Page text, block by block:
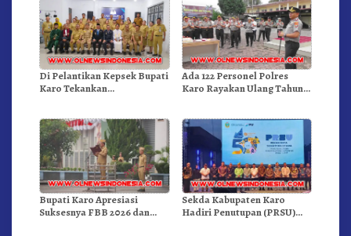
Di Pelantikan Kepsek Bupati
Karo Tekankan
Ada 122 Personel Polres
Karo Rayakan Ulang Tahun
Bupati Karo Apresiasi
Suksesnya FBB 2026 dan
Sekda Kabupaten Karo
Hadiri Penutupan (PRSU)